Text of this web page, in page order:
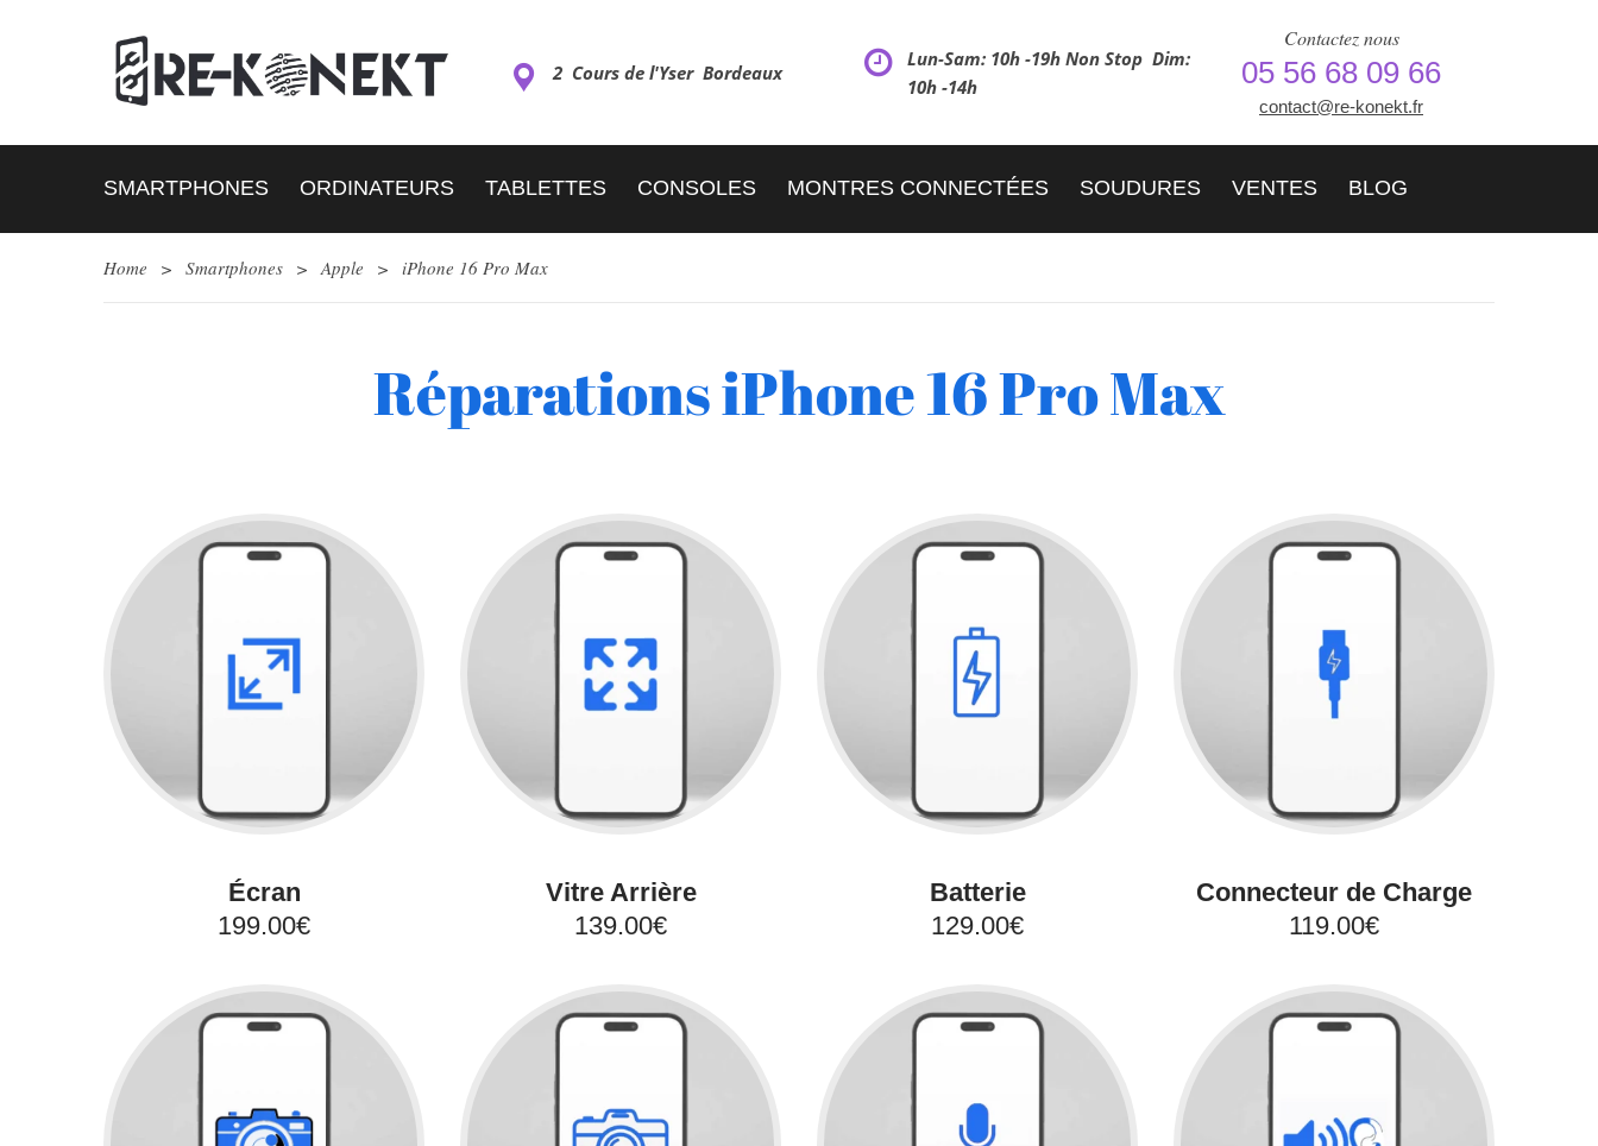
2 Cours de l'Yser Bordeaux
Lun-Sam: 10h -19h Non Stop Dim:
10h -14h
Contactez nous
05 56 68 09 66
contact@re-konekt.fr
SMARTPHONES ORDINATEURS TABLETTES CONSOLES MONTRES CONNECTÉES SOUDURES VENTES BLOG
Home > Smartphones > Apple > iPhone 16 Pro Max
Réparations iPhone 16 Pro Max
Écran
199.00€
Vitre Arrière
139.00€
Batterie
129.00€
Connecteur de Charge
119.00€